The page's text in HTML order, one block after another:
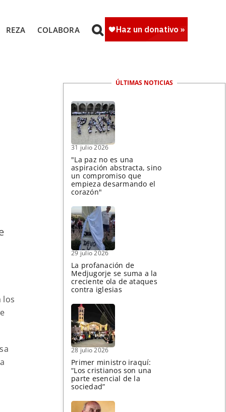
REZA COLABORA
los
ÚLTIMAS NOTICIAS
31 julio 2026
"La paz no es una
aspiración abstracta, sino
un compromiso que
empieza desarmando el
corazón"
29 julio 2026
La profanación de
Medjugorje se suma a la
creciente ola de ataques
contra iglesias
28 julio 2026
Primer ministro iraquí:
“Los cristianos son una
parte esencial de la
sociedad”